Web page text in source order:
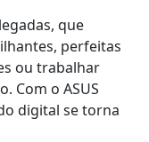
que
perfeitas
ou trabalhar
Com o ASUS
digital se torna